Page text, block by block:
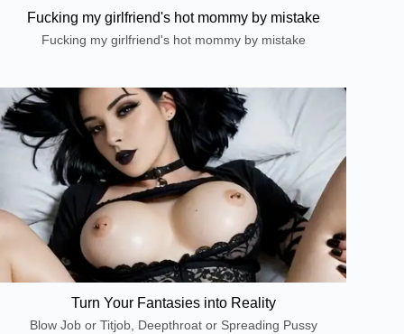
Fucking my girlfriend's hot mommy by mistake
Fucking my girlfriend's hot mommy by mistake
Turn Your Fantasies into Reality
Blow Job or Titjob, Deepthroat or Spreading Pussy